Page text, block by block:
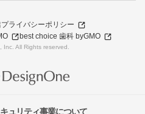
プライバシーポリシー
best choice 歯科 byGMO
All Rights reserved.
ュリティ事業について